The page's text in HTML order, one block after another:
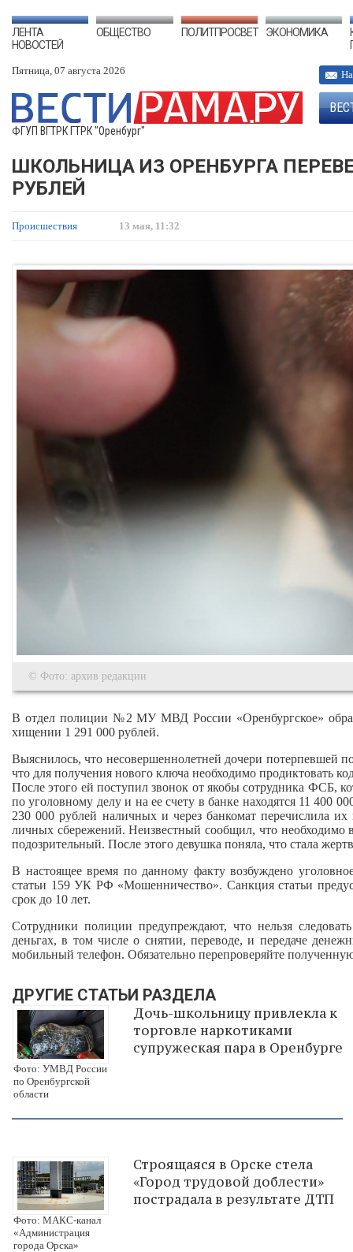
ЛЕНТА
НОВОСТЕЙ
ОБЩЕСТВО ПОЛИТПРОСВЕТ ЭКОНОМИКА
Пятница, 07 августа 2026
ФГУП ВГТРК ГТРК "Оренбург"
ШКОЛЬНИЦА ИЗ ОРЕНБУРГА
РУБЛЕЙ
Происшествия 13 мая, 11:32
© Фото: архив редакции
В отдел полиции №2 МУ МВД России «Оренбургское»
хищении 1 291 000 рублей.
Выяснилось, что несовершеннолетней дочери потерпевшей
что для получения нового ключа необходимо продиктовать
После этого ей поступил звонок от якобы сотрудника ФСБ,
по уголовному делу и на ее счету в банке находятся 11 400
230 000 рублей наличных и через банкомат перечислила
личных сбережений. Неизвестный сообщил, что необходимо
подозрительный. После этого девушка поняла, что стала
В настоящее время по данному факту возбуждено
статьи 159 УК РФ «Мошенничество». Санкция статьи
срок до 10 лет.
Сотрудники полиции предупреждают, что нельзя
деньгах, в том числе о снятии, переводе, и передаче
мобильный телефон. Обязательно перепроверяйте
ДРУГИЕ СТАТЬИ РАЗДЕЛА
Фото: УМВД России
по Оренбургской
области
Дочь-школьницу привлекла к
торговле наркотиками
супружеская пара в Оренбурге
Фото: МАКС-канал
«Администрация
города Орска»
Строящаяся в Орске стела
«Город трудовой доблести»
пострадала в результате ДТП